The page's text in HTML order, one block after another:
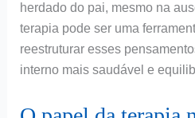
herdado do pai, mesmo na
terapia pode ser uma
reestruturar esses
interno mais saudável e